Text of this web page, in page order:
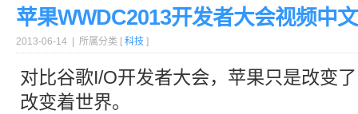
苹果WWDC2013开发者大会视频中
2013-06-14 | 所属分类 [ 科技 ]
对比谷歌I/O开发者大会， 苹果只是改变
改变着世界。